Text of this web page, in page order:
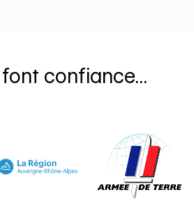
confiance...